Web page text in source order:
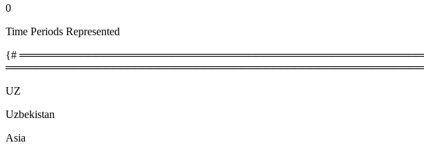
0
Time Periods Represented
{#
UZ
Uzbekistan
Asia